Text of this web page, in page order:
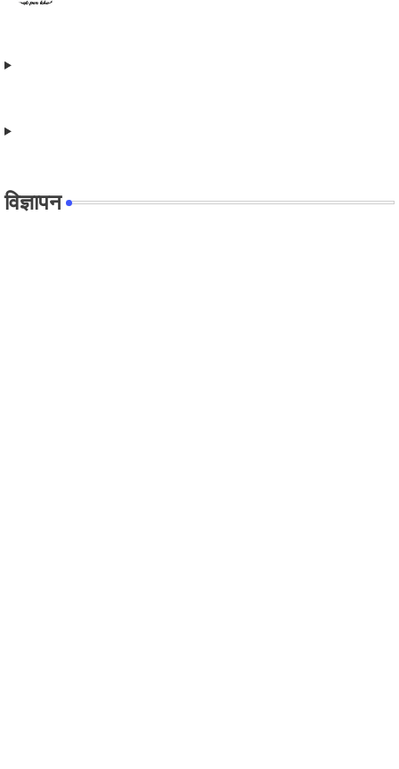
विज्ञापन